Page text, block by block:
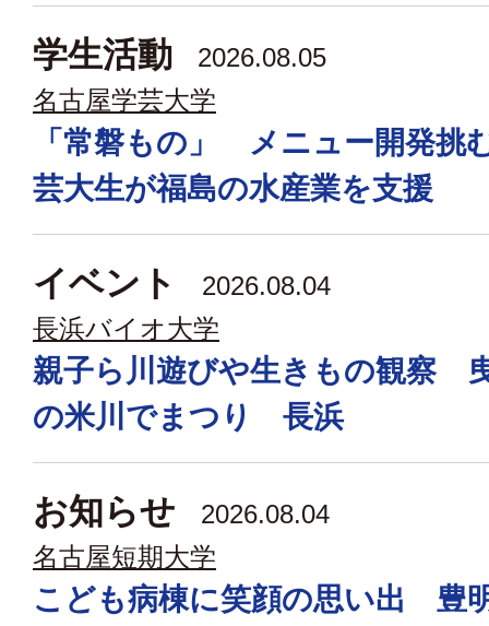
学生活動
2026.08.05
名古屋学芸大学
「常磐もの」 メニュー開発
芸大生が福島の水産業を支援
イベント
2026.08.04
長浜バイオ大学
親子ら川遊びや生きもの観察
の米川でまつり 長浜
お知らせ
2026.08.04
名古屋短期大学
こども病棟に笑顔の思い出 豊